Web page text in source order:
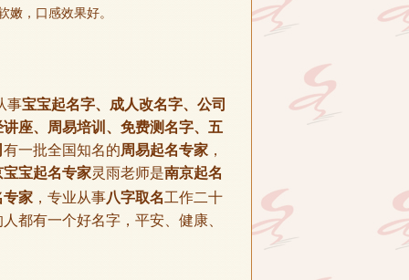
嫩，口感效果好。
事宝宝起名字、成人改名字、公司
座、周易培训、免费测名字、五
有一批全国知名的周易起名专家 ，
宝宝起名专家灵雨老师是南京起名
专家 ，专业从事八字取名工作二十
都有一个好名字，平安、健康、